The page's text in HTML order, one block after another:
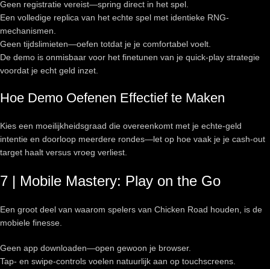
Geen registratie vereist—spring direct in het spel.
Een volledige replica van het echte spel met identieke RNG-
mechanismen.
Geen tijdslimieten—oefen totdat je je comfortabel voelt.
De demo is onmisbaar voor het finetunen van je quick‑play strategie
voordat je echt geld inzet.
Hoe Demo Oefenen Effectief te Maken
Kies een moeilijkheidsgraad die overeenkomt met je echte‑geld
intentie en doorloop meerdere rondes—let op hoe vaak je je cash‑out
target haalt versus vroeg verliest.
7 | Mobile Mastery: Play on the Go
Een groot deel van waarom spelers van Chicken Road houden, is de
mobiele finesse.
Geen app downloaden—open gewoon je browser.
Tap- en swipe-controls voelen natuurlijk aan op touchscreens.